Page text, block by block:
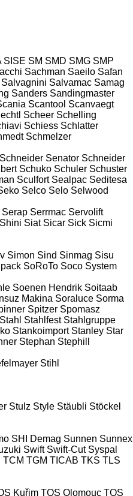
SISE SM SMD SMG SMP
Sachman Saeilo Safan
Salvagnini Salvamac Samag
Sanders Sandingmaster
Scantool Scanvaegt
Scheer Schelling
Schiess Schlatter
Schmelzer
Schneider Senator Schneider
Schuko Schuler Schuster
Sculfort Sealpac Seditesa
Selco Selo Selwood
Serap Serrmac Servolift
Shini Siat Sicar Sick Sicmi
Simon Sind Sinmag Sisu
SoRoTo Soco System
Soenen Hendrik Soitaab
Makina Soraluce Sorma
Spitzer Spomasz
Stahl Stahlfest Stahlgruppe
Stankoimport Stanley Star
Stephan Stephill
Stihl
Stulz Style Stäubli Stöckel
SHI Demag Sunnen Sunnex
Swift Swift-Cut Syspal
TCM TGM TICAB TKS TLS
Kuřim TOS Olomouc TOS